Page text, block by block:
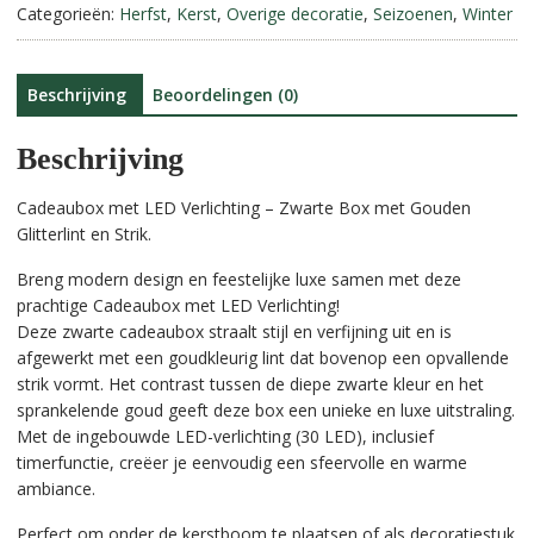
met
Gouden
aantal
t
i
:
Categorieën: Herfst, Kerst, Overige decoratie, Seizoenen, Winter
Beschrijving Beoordelingen (0)
Beschrijving
Cadeaubox met LED Verlichting – Zwarte Box met Gouden
Glitterlint en Strik.
Breng modern design en feestelijke luxe samen met deze
prachtige Cadeaubox met LED Verlichting!
Deze zwarte cadeaubox straalt stijl en verfijning uit en is
afgewerkt met een goudkleurig lint dat bovenop een opvallende
strik vormt. Het contrast tussen de diepe zwarte kleur en het
sprankelende goud geeft deze box een unieke en luxe uitstraling.
Met de ingebouwde LED-verlichting (30 LED), inclusief
timerfunctie, creëer je eenvoudig een sfeervolle en warme
ambiance.